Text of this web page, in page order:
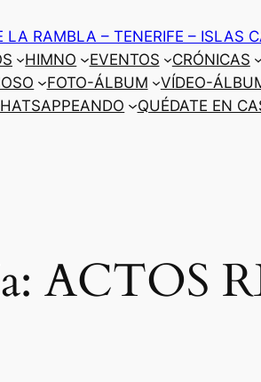
RAMBLA – TENERIFE – ISLAS
HIMNO EVENTOS CRÓNICAS
FOTO-ÁLBUM VÍDEO-
QUÉDATE EN
ACTOS